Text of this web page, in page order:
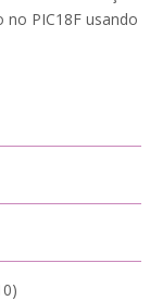
no PIC18F usando